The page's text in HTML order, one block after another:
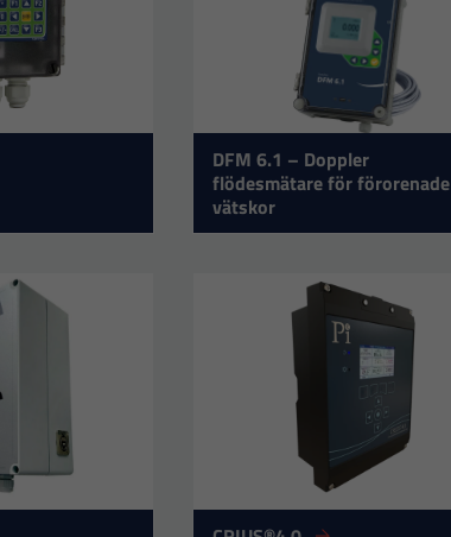
DFM 6.1 – Doppler
flödesmätare för förorenade
vätskor